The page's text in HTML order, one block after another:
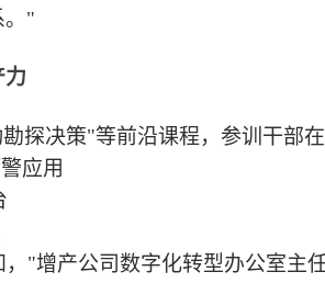
。"
力
探决策"等前沿课程，参训干部
应用
"增产公司数字化转型办公室主